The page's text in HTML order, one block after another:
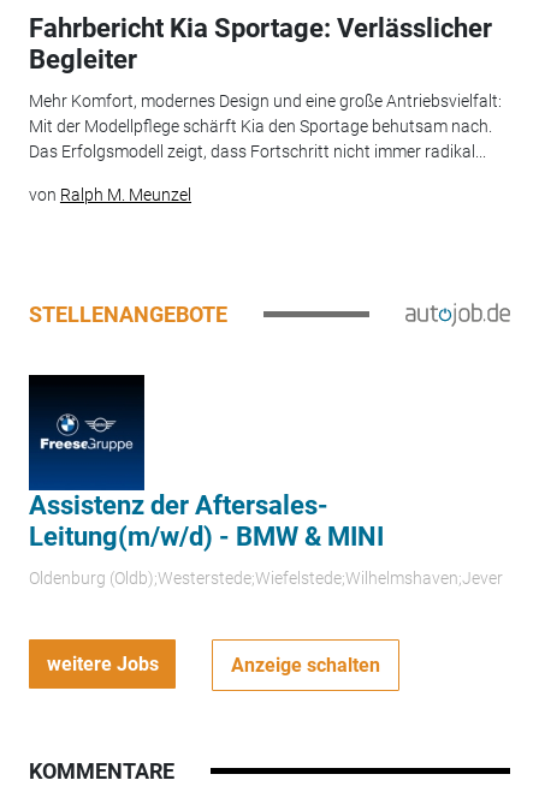
Fahrbericht Kia Sportage: Verlässlicher
Begleiter
Mehr Komfort, modernes Design und eine große Antriebsvielfalt:
Mit der Modellpflege schärft Kia den Sportage behutsam nach.
Das Erfolgsmodell zeigt, dass Fortschritt nicht immer radikal...
von Ralph M. Meunzel
STELLENANGEBOTE
Assistenz der Aftersales-
Leitung(m/w/d) - BMW & MINI
Oldenburg (Oldb);Westerstede;Wiefelstede;Wilhelmshaven;Jever
weitere Jobs Anzeige schalten
KOMMENTARE